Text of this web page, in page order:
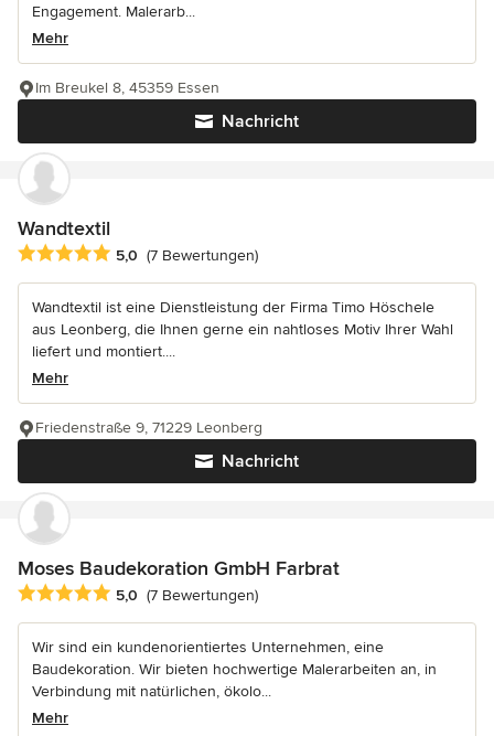
Engagement. Malerarb...
Mehr
Nachricht
Im Breukel 8, 45359 Essen
Wandtextil
Durchschnittliche Bewertung: 5 von 5 Sternen
5,0 (7 Bewertungen)
Wandtextil ist eine Dienstleistung der Firma Timo Höschele
aus Leonberg, die Ihnen gerne ein nahtloses Motiv Ihrer Wahl
liefert und montiert....
Mehr
Nachricht
Friedenstraße 9, 71229 Leonberg
Moses Baudekoration GmbH Farbrat
Durchschnittliche Bewertung: 5 von 5 Sternen
5,0 (7 Bewertungen)
Wir sind ein kundenorientiertes Unternehmen, eine
Baudekoration. Wir bieten hochwertige Malerarbeiten an, in
Verbindung mit natürlichen, ökolo...
Mehr